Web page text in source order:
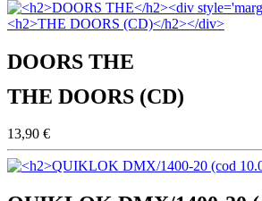
DOORS THE
THE DOORS (CD)
13,90 €